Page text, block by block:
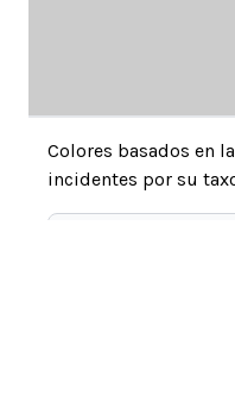
Colores basados en
incidentes por su